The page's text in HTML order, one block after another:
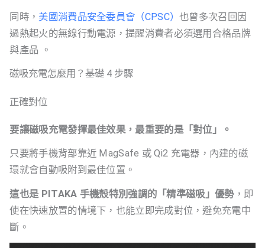
同時， 美國消費品安全委員會（CPSC）也曾多次召回因
過熱起火的無線行動電源，提醒消費者必須選用合格品牌
與產品 。
磁吸充電怎麼用？基礎 4 步驟
正確對位
要讓磁吸充電發揮最佳效果，最重要的是「對位」。
只要將手機背部靠近 MagSafe 或 Qi2 充電器，內建的磁
環就會自動吸附到最佳位置。
這也是 PITAKA 手機殼特別強調的「精準磁吸」優勢，即
使在快速放置的情境下，也能立即完成對位，避免充電中
斷。